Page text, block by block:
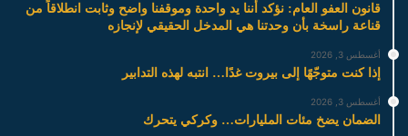
قانون العفو العام: نؤكد أننا يد واحدة وموقفنا واضح وثابت انطلاقاً من
قناعة راسخة بأن وحدتنا هي المدخل الحقيقي لإنجازه
أغسطس 3, 2026
إذا كنت متوجّهًا إلى بيروت غدًا… انتبه لهذه التدابير
أغسطس 3, 2026
الضمان يضخ مئات المليارات… وكركي يتحرك